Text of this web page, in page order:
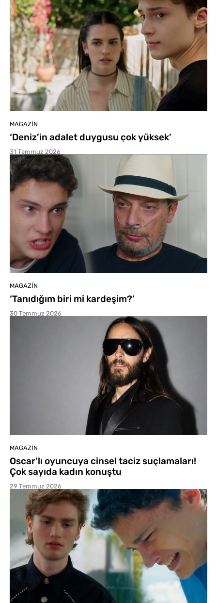
MAGAZIN
‘Deniz’in adalet duygusu çok yüksek’
31 Temmuz 2026
MAGAZIN
‘Tanıdığım biri mi kardeşim?’
30 Temmuz 2026
MAGAZIN
Oscar’lı oyuncuya cinsel taciz suçlamaları!
Çok sayıda kadın konuştu
29 Temmuz 2026